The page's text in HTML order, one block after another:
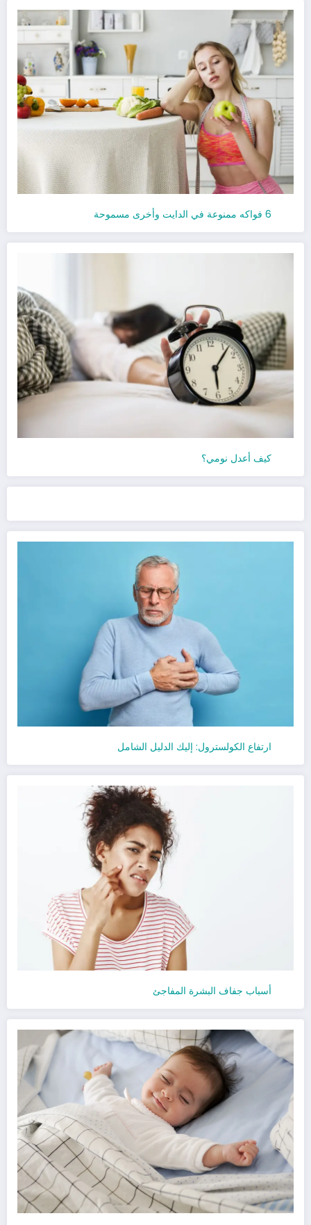
6 فواكه ممنوعة في الدايت وأخرى مسموحة
كيف أعدل نومي؟
ارتفاع الكولسترول: إليك الدليل الشامل
أسباب جفاف البشرة المفاجئ